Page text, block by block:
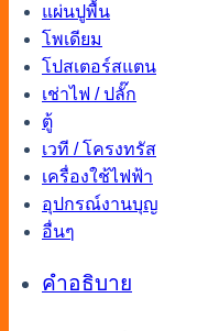
แผ่นปูพื้น
โพเดียม
โปสเตอร์สแตน
เช่าไฟ / ปลั๊ก
ตู้
เวที / โครงทรัส
เครื่องใช้ไฟฟ้า
อุปกรณ์งานบุญ
อื่นๆ
คำอธิบาย